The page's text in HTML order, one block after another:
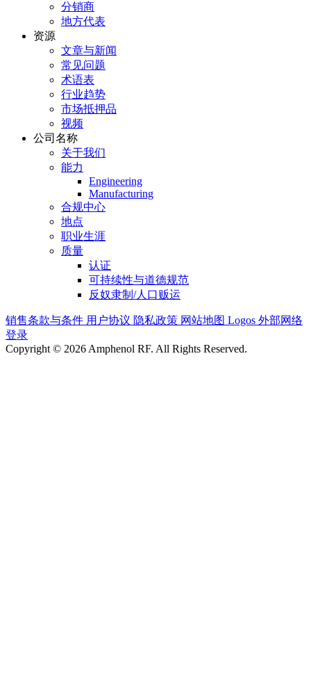
分销商
地方代表
资源
文章与新闻
常见问题
术语表
行业趋势
市场抵押品
视频
公司名称
关于我们
能力
Engineering
Manufacturing
合规中心
地点
职业生涯
质量
认证
可持续性与道德规范
反奴隶制/人口贩运
销售条款与条件 用户协议 隐私政策 网站地图 Logos 外部网络
登录
Copyright © 2026 Amphenol RF. All Rights Reserved.